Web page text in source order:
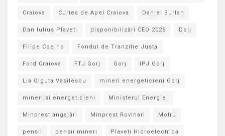
Craiova Curtea de Apel Craiova Daniel Burlan
Dan Iulius Plaveti disponibilizări CEO 2026 Dolj
Filipe Coelho Fondul de Tranzitie Justa
Ford Craiova FTJ Gorj Gorj IPJ Gorj
Lia Olguta Vasilescu mineri energeticieni Gorj
mineri si energeticieni Ministerul Energiei
Minprest angajări Minprest Rovinari Motru
pensii pensii mineri Plaveti Hidroelectrica